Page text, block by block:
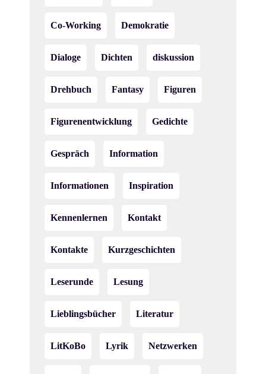
Co-Working Demokratie
Dialoge Dichten diskussion
Drehbuch Fantasy Figuren
Figurenentwicklung Gedichte
Gespräch Information
Informationen Inspiration
Kennenlernen Kontakt
Kontakte Kurzgeschichten
Leserunde Lesung
Lieblingsbücher Literatur
LitKoBo Lyrik Netzwerken